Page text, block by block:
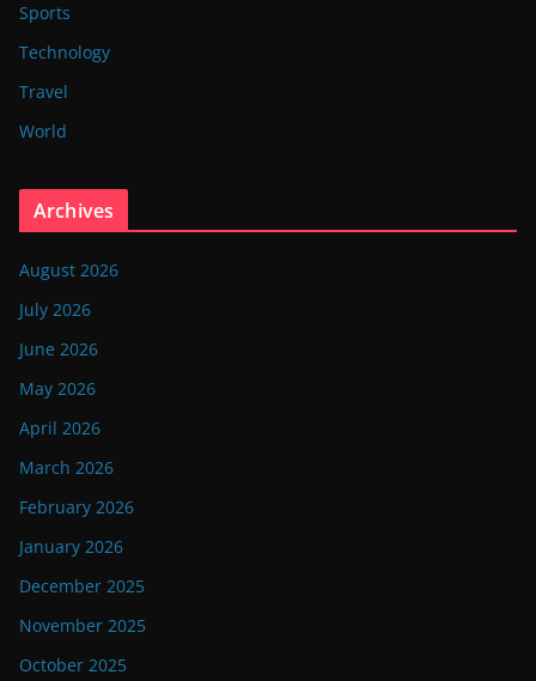
Sports
Technology
Travel
World
Archives
August 2026
July 2026
June 2026
May 2026
April 2026
March 2026
February 2026
January 2026
December 2025
November 2025
October 2025